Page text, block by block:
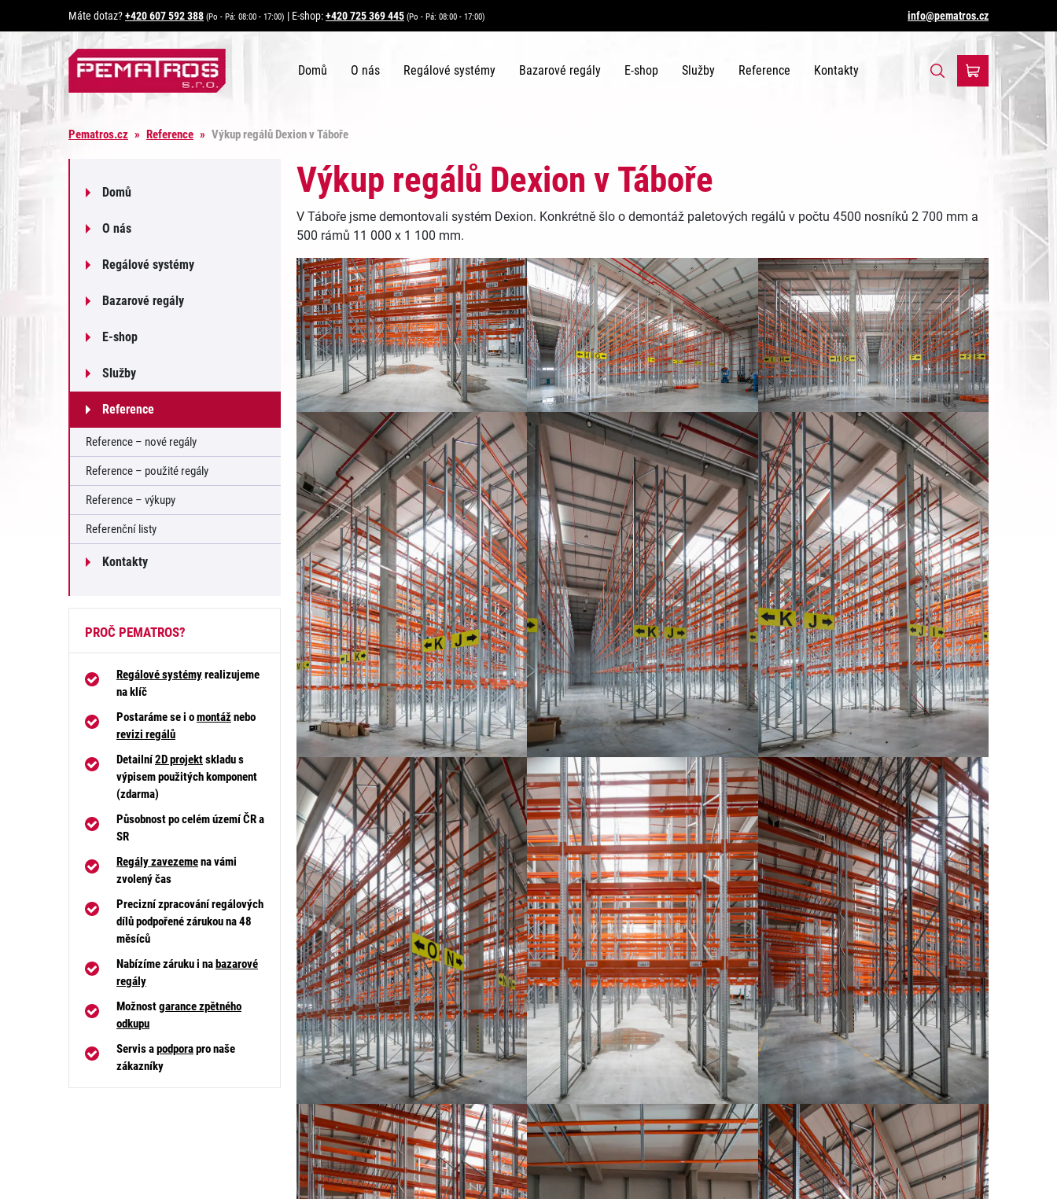
Máte dotaz?+420 607 592 388 (Po - Pá: 08:00 - 17:00) | E-shop:+420 725 369 445 (Po - Pá: 08:00 - 17:00) info@pematros.cz
Domů O nás Regálové systémy Bazarové regály E-shop Služby Reference Kontakty
Pematros.cz » Reference » Výkup regálů Dexion v Táboře
Domů
O nás
Regálové systémy
Bazarové regály
E-shop
Služby
Reference
Reference – nové regály
Reference – použité regály
Reference – výkupy
Referenční listy
Kontakty
PROČ PEMATROS?
Regálové systémyrealizujeme
na klíč
Postaráme se i omontážnebo
revizi regálů
Detailní2D projektskladu s
výpisem použitých komponent
(zdarma)
Působnost po celém území ČR a
SR
Regály zavezemena vámi
zvolený čas
Precizní zpracování regálových
dílů podpořené zárukou na 48
měsíců
Nabízíme záruku i nabazarové
regály
Možnostgarance zpětného
odkupu
Servis apodporapro naše
zákazníky
Výkup regálů Dexion v Táboře
V Táboře jsme demontovali systém Dexion. Konkrétně šlo o demontáž paletových regálů v počtu 4500 nosníků 2 700 mm a
500 rámů 11 000 x 1 100 mm.